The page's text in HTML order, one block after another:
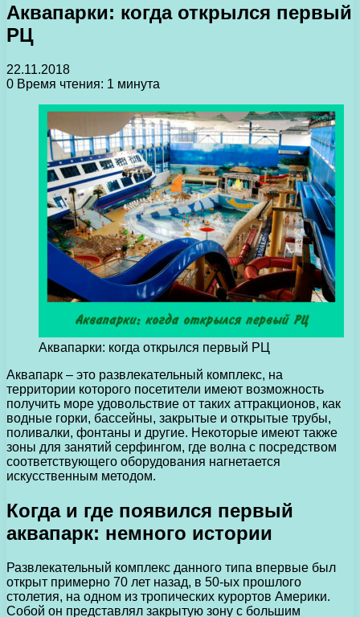
Аквапарки: когда открылся первый
РЦ
22.11.2018
0 Время чтения: 1 минута
Аквапарки: когда открылся первый РЦ
Аквапарк – это развлекательный комплекс, на
территории которого посетители имеют возможность
получить море удовольствие от таких аттракционов, как
водные горки, бассейны, закрытые и открытые трубы,
поливалки, фонтаны и другие. Некоторые имеют также
зоны для занятий серфингом, где волна с посредством
соответствующего оборудования нагнетается
искусственным методом.
Когда и где появился первый
аквапарк: немного истории
Развлекательный комплекс данного типа впервые был
открыт примерно 70 лет назад, в 50-ых прошлого
столетия, на одном из тропических курортов Америки.
Собой он представлял закрытую зону с большим